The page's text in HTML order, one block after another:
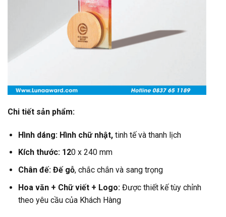
Chi tiết sản phẩm:
Hình dáng: Hình chữ nhật,tinh tế và thanh lịch
Kích thước: 120 x 240 mm
Chân đế: Đế gỗ, chắc chắn và sang trọng
Hoa văn + Chữ viết + Logo:Được thiết kế tùy chỉnh
theo yêu cầu của Khách Hàng